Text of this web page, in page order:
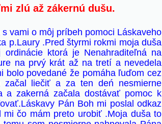
zlú až zákernú dušu.
vami o môj príbeh pomoci Láskaveho
p.Laury .Pred štyrmi rokmi moja duša
ktorá je Nenahraditeľná na
na prvý krát až na tretí a nevedela
bolo povedané že pomáha ľuďom cez
začal liečiť a za ten deń nesmierne
a zakerná začala dostávať pomoc k
Pán Boh mi poslal odkaz
čo mám preto urobiť .Moja duša to